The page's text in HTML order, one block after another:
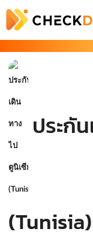
ประกั
(Tunisia)